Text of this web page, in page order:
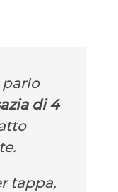
parlo
di 4
tappa,